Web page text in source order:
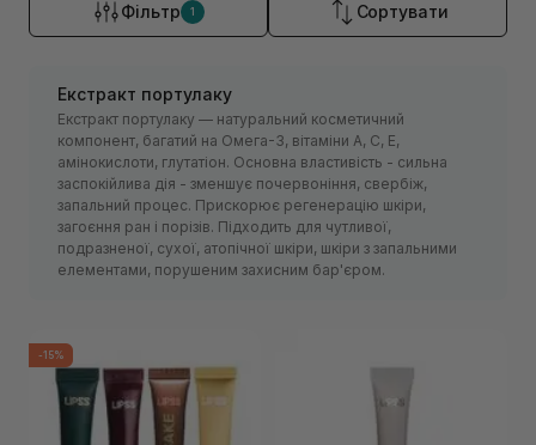
Фільтр 1 Сортувати
Екстракт портулаку
Екстракт портулаку — натуральний косметичний
компонент, багатий на Омега-3, вітаміни А, С, Е,
амінокислоти, глутатіон. Основна властивість - сильна
заспокійлива дія - зменшує почервоніння, свербіж,
запальний процес. Прискорює регенерацію шкіри,
загоєння ран і порізів. Підходить для чутливої,
подразненої, сухої, атопічної шкіри, шкіри з запальними
елементами, порушеним захисним бар'єром.
-15%